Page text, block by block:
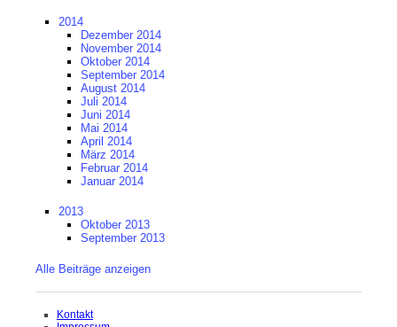
2014
Dezember 2014
November 2014
Oktober 2014
September 2014
August 2014
Juli 2014
Juni 2014
Mai 2014
April 2014
März 2014
Februar 2014
Januar 2014
2013
Oktober 2013
September 2013
Alle Beiträge anzeigen
Navigation
Kontakt